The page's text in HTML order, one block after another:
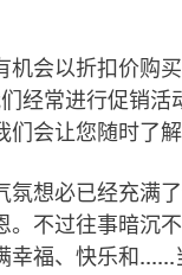
机会以折扣价购
经常进行促销活
们会让您随时了解
想必已经充满了
。不过往事暗沉
福、快乐和......